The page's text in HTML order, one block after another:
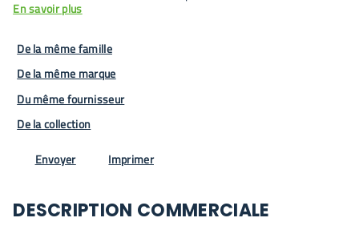
En savoir plus
De la même famille
De la même marque
Du même fournisseur
De la collection
Envoyer Imprimer
DESCRIPTION COMMERCIALE